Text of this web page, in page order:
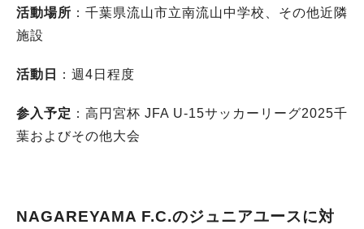
活動場所 ：千葉県流山市立南流山中学校、その他近隣
施設
活動日 ：週4日程度
参入予定 ：高円宮杯 JFA U-15サッカーリーグ2025千
葉およびその他大会
NAGAREYAMA F.C.のジュニアユースに対